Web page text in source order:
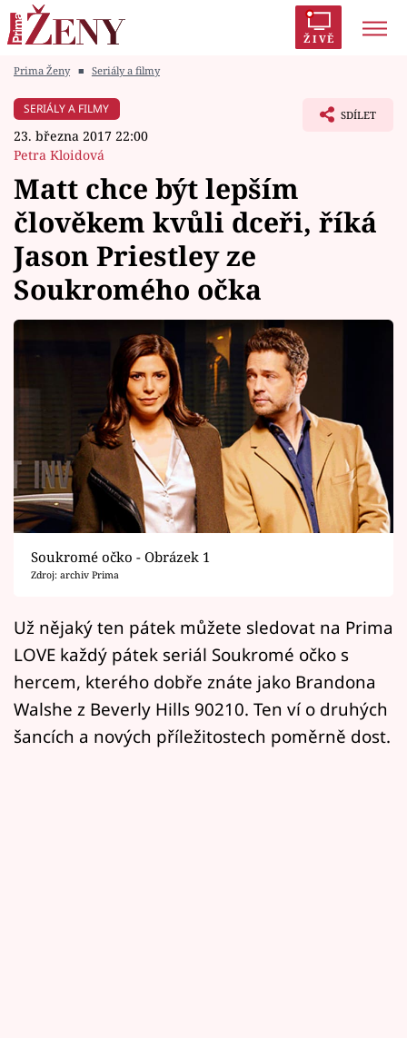
ŽIVĚ
Módní alarm
Témata
Celebrity
Vztahy
Horoskopy
Sledujte prima+
Filmový festival Karlovy Vary
Přihlášení
Sledujte nás
Prima Ženy ■ Seriály a filmy
SERIÁLY A FILMY
23. března 2017 22:00
Petra Kloidová
SDÍLET
Matt chce být lepším
člověkem kvůli dceři, říká
Jason Priestley ze
Soukromého očka
Soukromé očko - Obrázek 1
Zdroj: archiv Prima
Už nějaký ten pátek můžete sledovat na Prima
LOVE každý pátek seriál Soukromé očko s
hercem, kterého dobře znáte jako Brandona
Walshe z Beverly Hills 90210. Ten ví o druhých
šancích a nových příležitostech poměrně dost.